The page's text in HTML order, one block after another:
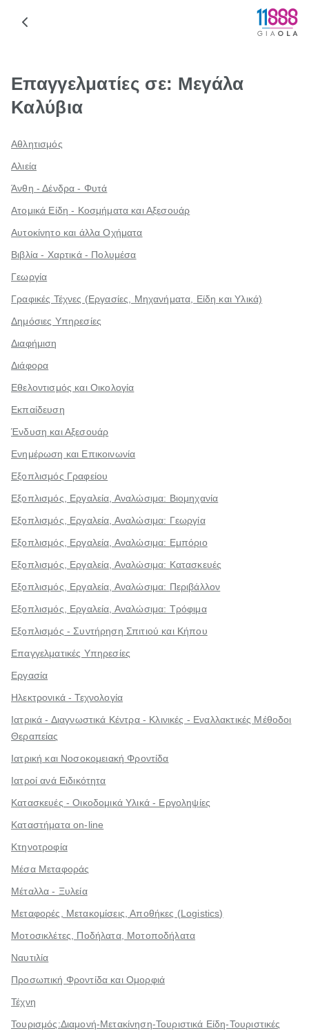
Επαγγελματίες σε: Μεγάλα
Καλύβια
Αθλητισμός
Αλιεία
Άνθη - Δένδρα - Φυτά
Ατομικά Είδη - Κοσμήματα και Αξεσουάρ
Αυτοκίνητο και άλλα Οχήματα
Βιβλία - Χαρτικά - Πολυμέσα
Γεωργία
Γραφικές Τέχνες (Εργασίες, Μηχανήματα, Είδη και Υλικά)
Δημόσιες Υπηρεσίες
Διαφήμιση
Διάφορα
Εθελοντισμός και Οικολογία
Εκπαίδευση
Ένδυση και Αξεσουάρ
Ενημέρωση και Επικοινωνία
Εξοπλισμός Γραφείου
Εξοπλισμός, Εργαλεία, Αναλώσιμα: Βιομηχανία
Εξοπλισμός, Εργαλεία, Αναλώσιμα: Γεωργία
Εξοπλισμός, Εργαλεία, Αναλώσιμα: Εμπόριο
Εξοπλισμός, Εργαλεία, Αναλώσιμα: Κατασκευές
Εξοπλισμός, Εργαλεία, Αναλώσιμα: Περιβάλλον
Εξοπλισμός, Εργαλεία, Αναλώσιμα: Τρόφιμα
Εξοπλισμός - Συντήρηση Σπιτιού και Κήπου
Επαγγελματικές Υπηρεσίες
Εργασία
Ηλεκτρονικά - Τεχνολογία
Ιατρικά - Διαγνωστικά Κέντρα - Κλινικές - Εναλλακτικές Μέθοδοι
Θεραπείας
Ιατρική και Νοσοκομειακή Φροντίδα
Ιατροί ανά Ειδικότητα
Κατασκευές - Οικοδομικά Υλικά - Εργοληψίες
Καταστήματα on-line
Κτηνοτροφία
Μέσα Μεταφοράς
Μέταλλα - Ξυλεία
Μεταφορές, Μετακομίσεις, Αποθήκες (Logistics)
Μοτοσικλέτες, Ποδήλατα, Μοτοποδήλατα
Ναυτιλία
Προσωπική Φροντίδα και Ομορφιά
Τέχνη
Τουρισμός:Διαμονή-Μετακίνηση-Τουριστικά Είδη-Τουριστικές